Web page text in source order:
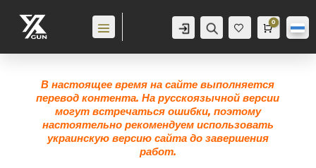
Аккаунт Поиск
Же
лан
Корзина
0
0,0грн
В настоящее время на сайте выполняется
перевод контента. На русскоязычной версии
могут встречаться ошибки, поэтому
настоятельно рекомендуем использовать
украинскую версию сайта до завершения
работ.